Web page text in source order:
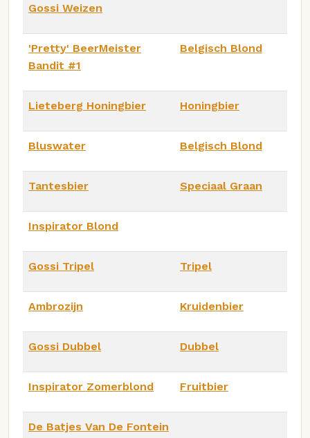
Gossi Weizen
'Pretty' BeerMeister
Bandit #1
Belgisch Blond
Lieteberg Honingbier Honingbier
Bluswater Belgisch Blond
Tantesbier Speciaal Graan
Inspirator Blond
Gossi Tripel Tripel
Ambrozijn Kruidenbier
Gossi Dubbel Dubbel
Inspirator Zomerblond Fruitbier
De Batjes Van De Fontein